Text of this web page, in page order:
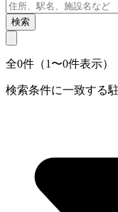
検索
全0件（1〜0件表示）
検索条件に一致する